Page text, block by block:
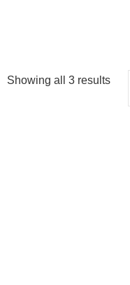
Showing all 3 results